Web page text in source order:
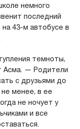
немного
последний
43-м автобусе в
темноты,
Асма. — Родители
с друзьями до
не менее, в ее
не ночует у
и все